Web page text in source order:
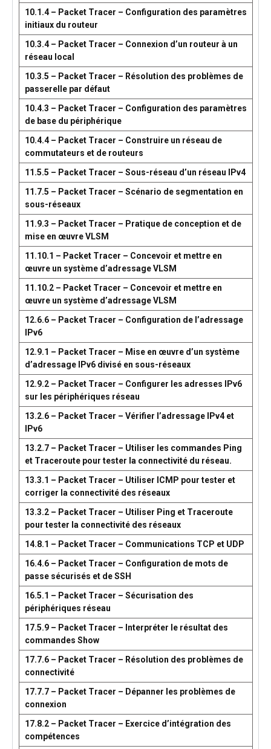
10.1.4 – Packet Tracer – Configuration des paramètres
initiaux du routeur
10.3.4 – Packet Tracer – Connexion d’un routeur à un
réseau local
10.3.5 – Packet Tracer – Résolution des problèmes de
passerelle par défaut
10.4.3 – Packet Tracer – Configuration des paramètres
de base du périphérique
10.4.4 – Packet Tracer – Construire un réseau de
commutateurs et de routeurs
11.5.5 – Packet Tracer – Sous-réseau d’un réseau IPv4
11.7.5 – Packet Tracer – Scénario de segmentation en
sous-réseaux
11.9.3 – Packet Tracer – Pratique de conception et de
mise en œuvre VLSM
11.10.1 – Packet Tracer – Concevoir et mettre en
œuvre un système d’adressage VLSM
11.10.2 – Packet Tracer – Concevoir et mettre en
œuvre un système d’adressage VLSM
12.6.6 – Packet Tracer – Configuration de l’adressage
IPv6
12.9.1 – Packet Tracer – Mise en œuvre d’un système
d’adressage IPv6 divisé en sous-réseaux
12.9.2 – Packet Tracer – Configurer les adresses IPv6
sur les périphériques réseau
13.2.6 – Packet Tracer – Vérifier l’adressage IPv4 et
IPv6
13.2.7 – Packet Tracer – Utiliser les commandes Ping
et Traceroute pour tester la connectivité du réseau.
13.3.1 – Packet Tracer – Utiliser ICMP pour tester et
corriger la connectivité des réseaux
13.3.2 – Packet Tracer – Utiliser Ping et Traceroute
pour tester la connectivité des réseaux
14.8.1 – Packet Tracer – Communications TCP et UDP
16.4.6 – Packet Tracer – Configuration de mots de
passe sécurisés et de SSH
16.5.1 – Packet Tracer – Sécurisation des
périphériques réseau
17.5.9 – Packet Tracer – Interpréter le résultat des
commandes Show
17.7.6 – Packet Tracer – Résolution des problèmes de
connectivité
17.7.7 – Packet Tracer – Dépanner les problèmes de
connexion
17.8.2 – Packet Tracer – Exercice d’intégration des
compétences